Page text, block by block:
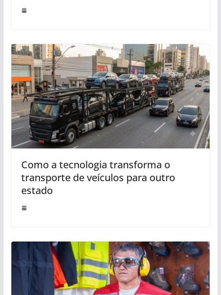
Como a tecnologia transforma o
transporte de veículos para outro
estado